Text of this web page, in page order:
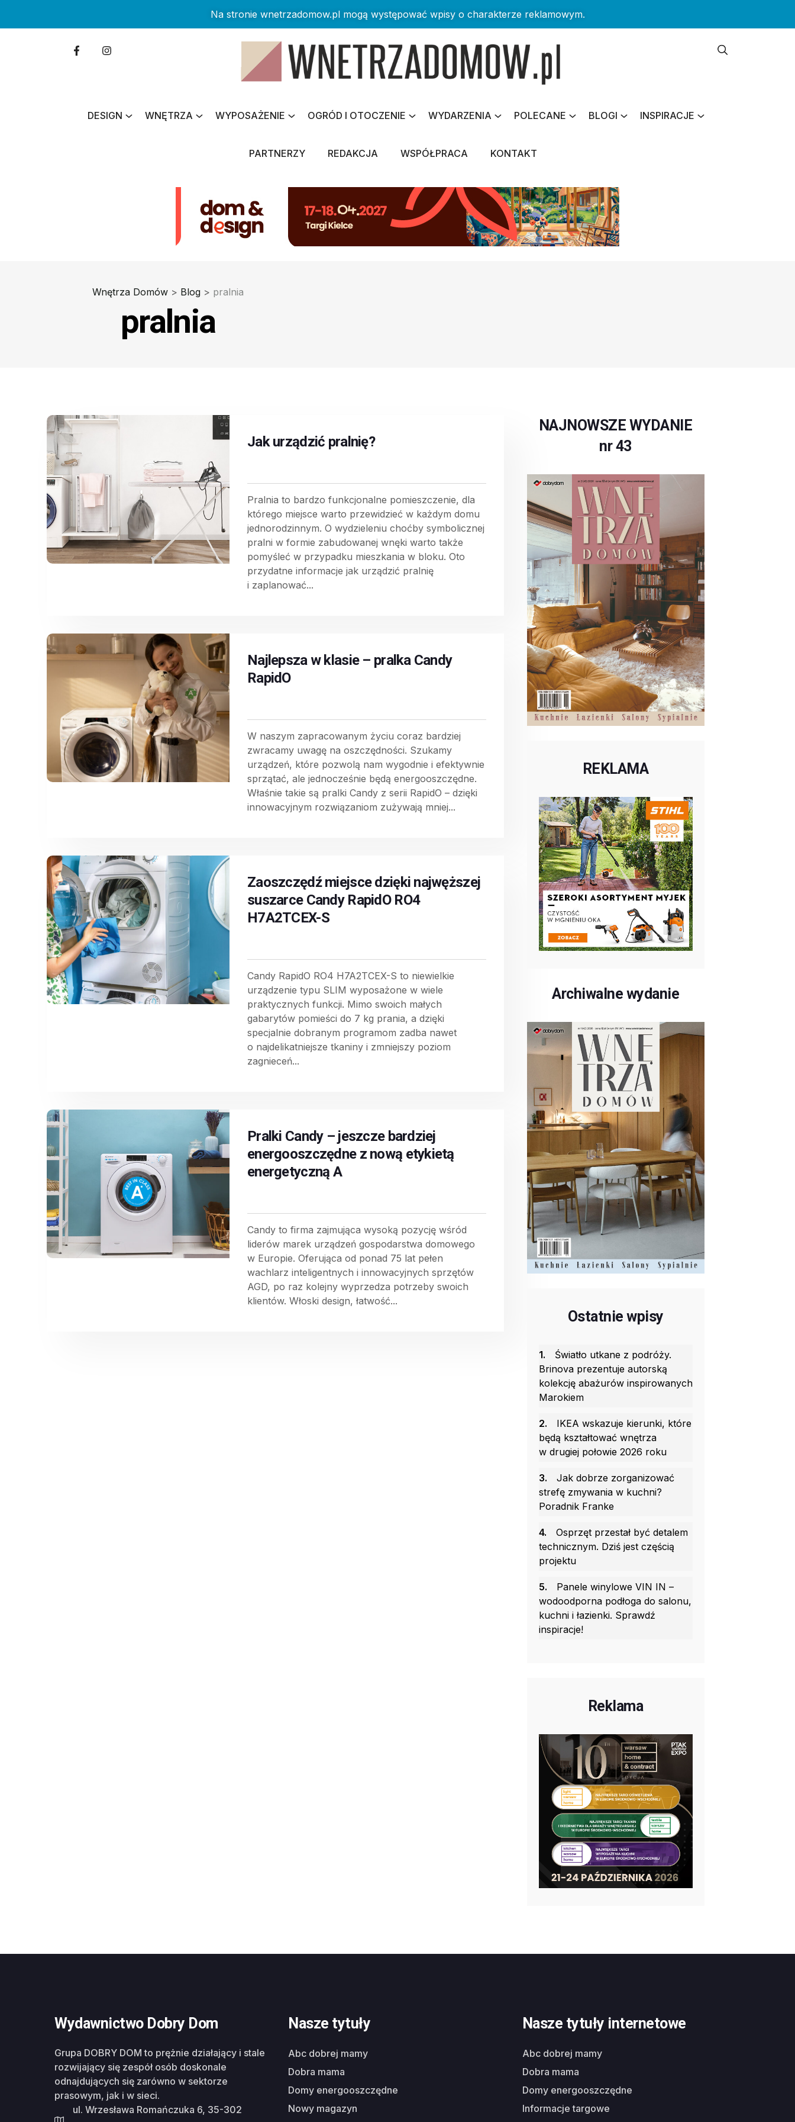
Na stronie wnetrzadomow.pl mogą występować wpisy o charakterze reklamowym.
DESIGN WNĘTRZA WYPOSAŻENIE OGRÓD I OTOCZENIE WYDARZENIA POLECANE BLOGI INSPIRACJE
PARTNERZY REDAKCJA WSPÓŁPRACA KONTAKT
Wnętrza Domów > Blog > pralnia
pralnia
Jak urządzić pralnię?
Pralnia to bardzo funkcjonalne pomieszczenie, dla
którego miejsce warto przewidzieć w każdym domu
jednorodzinnym. O wydzieleniu choćby symbolicznej
pralni w formie zabudowanej wnęki warto także
pomyśleć w przypadku mieszkania w bloku. Oto
przydatne informacje jak urządzić pralnię
i zaplanować...
Najlepsza w klasie – pralka Candy
RapidO
W naszym zapracowanym życiu coraz bardziej
zwracamy uwagę na oszczędności. Szukamy
urządzeń, które pozwolą nam wygodnie i efektywnie
sprzątać, ale jednocześnie będą energooszczędne.
Właśnie takie są pralki Candy z serii RapidO – dzięki
innowacyjnym rozwiązaniom zużywają mniej...
Zaoszczędź miejsce dzięki najwęższej
suszarce Candy RapidO RO4
H7A2TCEX-S
Candy RapidO RO4 H7A2TCEX-S to niewielkie
urządzenie typu SLIM wyposażone w wiele
praktycznych funkcji. Mimo swoich małych
gabarytów pomieści do 7 kg prania, a dzięki
specjalnie dobranym programom zadba nawet
o najdelikatniejsze tkaniny i zmniejszy poziom
zagnieceń...
Pralki Candy – jeszcze bardziej
energooszczędne z nową etykietą
energetyczną A
Candy to firma zajmująca wysoką pozycję wśród
liderów marek urządzeń gospodarstwa domowego
w Europie. Oferująca od ponad 75 lat pełen
wachlarz inteligentnych i innowacyjnych sprzętów
AGD, po raz kolejny wyprzedza potrzeby swoich
klientów. Włoski design, łatwość...
NAJNOWSZE WYDANIE
nr 43
REKLAMA
Archiwalne wydanie
Ostatnie wpisy
1.
Światło utkane z podróży.
Brinova prezentuje autorską
kolekcję abażurów inspirowanych
Marokiem
2.
IKEA wskazuje kierunki, które
będą kształtować wnętrza
w drugiej połowie 2026 roku
3.
Jak dobrze zorganizować
strefę zmywania w kuchni?
Poradnik Franke
4.
Osprzęt przestał być detalem
technicznym. Dziś jest częścią
projektu
5.
Panele winylowe VIN IN –
wodoodporna podłoga do salonu,
kuchni i łazienki. Sprawdź
inspiracje!
Reklama
Wydawnictwo Dobry Dom
Grupa DOBRY DOM to prężnie działający i stale
rozwijający się zespół osób doskonale
odnajdujących się zarówno w sektorze
prasowym, jak i w sieci.
ul. Wrzesława Romańczuka 6, 35-302
Nasze tytuły
abc dobrej mamy
dobra mama
domy energooszczędne
nowy magazyn
Nasze tytuły internetowe
abc dobrej mamy
dobra mama
domy energooszczędne
informacje targowe